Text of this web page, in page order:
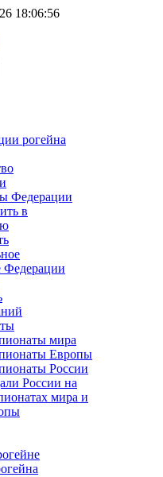
18:06:56
рогейна
Федерации
в
Федерации
мира
Европы
России
России на
мира и